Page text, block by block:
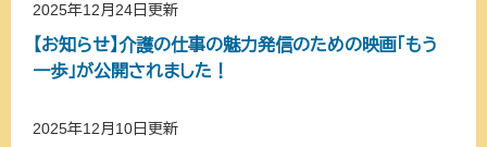
2025年12月24日更新
【お知らせ】介護の仕事の魅力発信のための映画「もう
一歩」が公開されました！
2025年12月10日更新